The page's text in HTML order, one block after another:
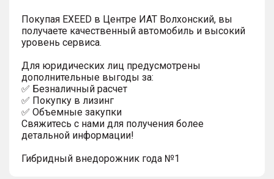
Покупая EXEED в Центре ИАТ Волхонский, вы
получаете качественный автомобиль и высокий
уровень сервиса.
Для юридических лиц предусмотрены
дополнительные выгоды за:
✅ Безналичный расчет
✅ Покупку в лизинг
✅ Объемные закупки
Свяжитесь с нами для получения более
детальной информации!
Гибридный внедорожник года №1